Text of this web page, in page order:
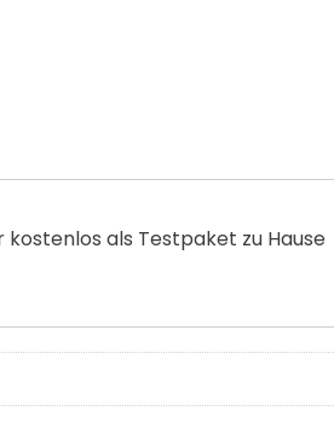
als Testpaket zu Hause